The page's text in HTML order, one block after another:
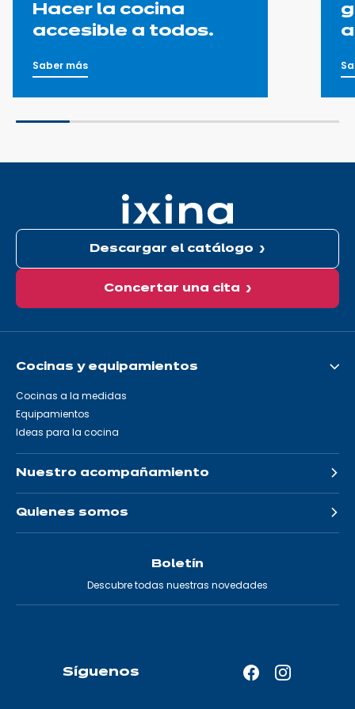
Hacer la cocina
accesible a todos.
Saber más
Descargar el catálogo
Concertar una cita
Cocinas y equipamientos
Cocinas a la medidas
Equipamientos
Ideas para la cocina
Nuestro acompañamiento
Quienes somos
Boletín
Descubre todas nuestras novedades
Síguenos
FacebookInstagram